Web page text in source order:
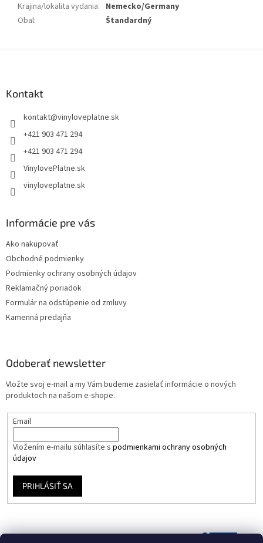
Krajina/lokalita vydania: Nemecko/Germany
Obal: Štandardný
Kontakt
kontakt@vinyloveplatne.sk
+421 903 471 294
+421 903 471 294
VinylovePlatne.sk
vinyloveplatne.sk
Informácie pre vás
Ako nakupovať
Obchodné podmienky
Podmienky ochrany osobných údajov
Reklamačný poriadok
Formulár na odstúpenie od zmluvy
Kamenná predajňa
Odoberať newsletter
Vložte svoj e-mail a my Vám budeme zasielať informácie o nových
produktoch na našom e-shope.
Email
Vložením e-mailu súhlasíte s podmienkami ochrany osobných
údajov
PRIHLÁSIŤ SA